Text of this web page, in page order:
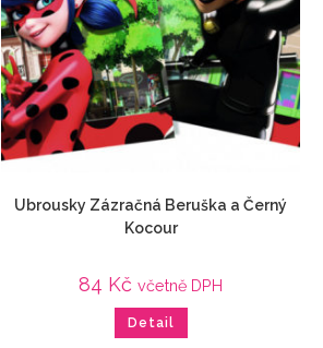
Ubrousky Zázračná Beruška a Černý
Kocour
84 Kč včetně DPH
Detail